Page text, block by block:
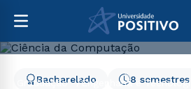
Graduação
Engenharia e Tecnologia
8 semestres
Bacharelado